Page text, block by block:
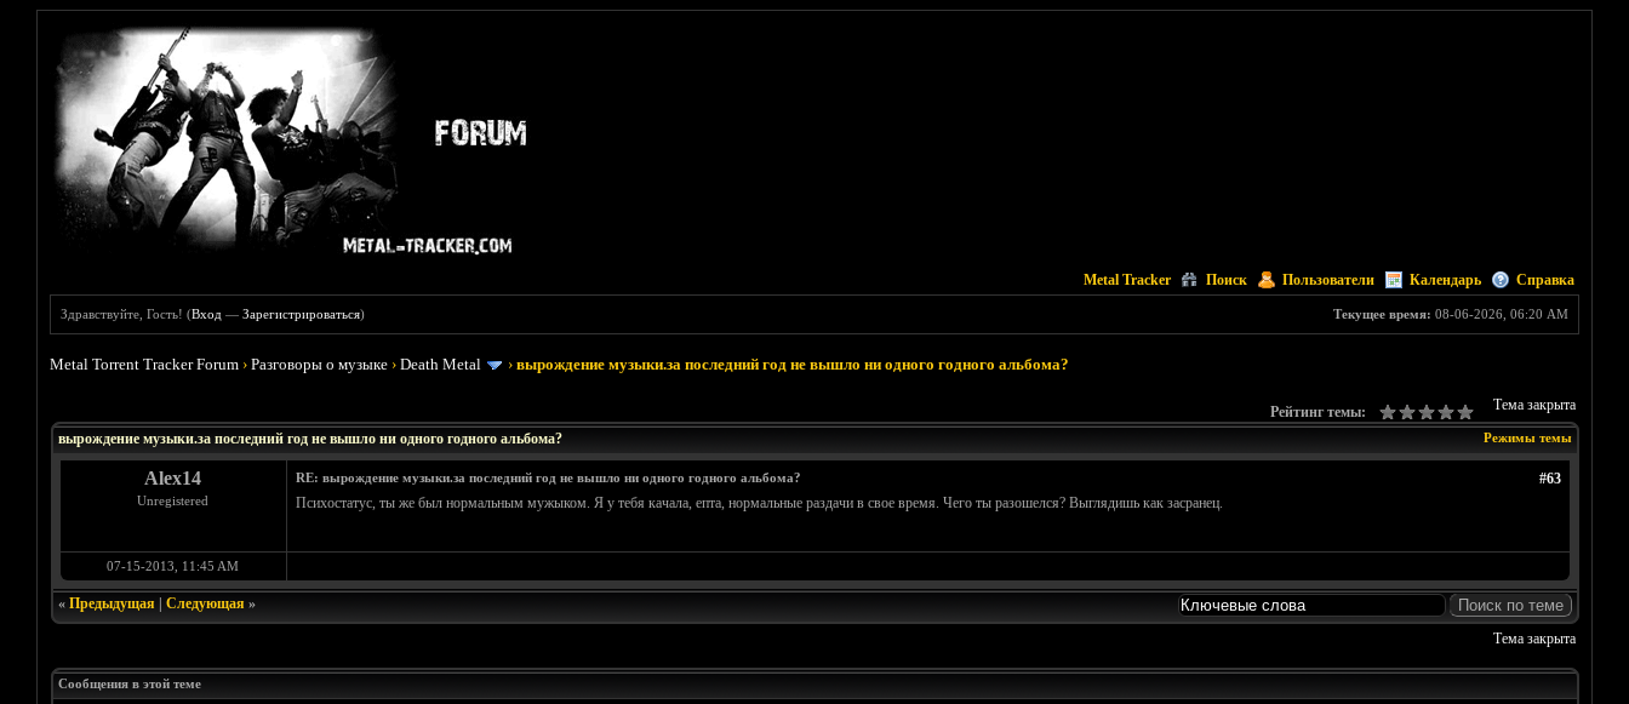
Metal Tracker Поиск Пользователи Календарь Справка
Текущее время: 08-06-2026, 06:20 AM
Здравствуйте, Гость! (Вход —Зарегистрироваться)
Metal Torrent Tracker Forum ›Разговоры о музыке ›Death Metal ›вырождение музыки.за последний год не вышло ни одного годного альбома?
Тема закрыта
Рейтинг темы:
Режимы темы
вырождение музыки.за последний год не вышло ни одного годного альбома?
Alex14
Unregistered
#63
RE: вырождение музыки.за последний год не вышло ни одного годного альбома?
Психостатус, ты же был нормальным мужыком. Я у тебя качала, епта, нормальные раздачи в свое время. Чего ты разошелся? Выглядишь как засранец.
07-15-2013, 11:45 AM
« Предыдущая| Следующая»
Тема закрыта
Сообщения в этой теме